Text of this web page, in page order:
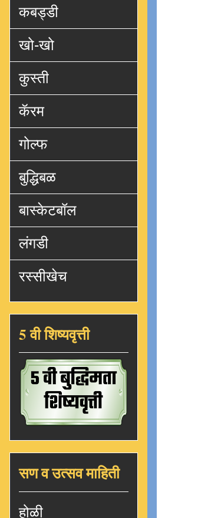
कबड्डी
खो-खो
कुस्ती
कॅरम
गोल्फ
बुद्धिबळ
बास्केटबॉल
लंगडी
रस्सीखेच
5 वी शिष्यवृत्ती
सण व उत्सव माहिती
होळी